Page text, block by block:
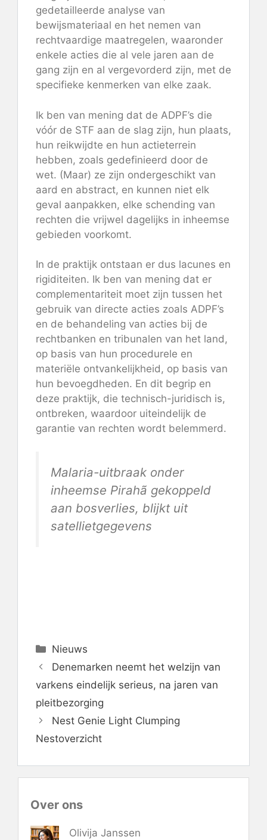
gedetailleerde analyse van
bewijsmateriaal en het nemen van
rechtvaardige maatregelen, waaronder
enkele acties die al vele jaren aan de
gang zijn en al vergevorderd zijn, met de
specifieke kenmerken van elke zaak.
Ik ben van mening dat de ADPF’s die
vóór de STF aan de slag zijn, hun plaats,
hun reikwijdte en hun actieterrein
hebben, zoals gedefinieerd door de
wet. (Maar) ze zijn ondergeschikt van
aard en abstract, en kunnen niet elk
geval aanpakken, elke schending van
rechten die vrijwel dagelijks in inheemse
gebieden voorkomt.
In de praktijk ontstaan ​​er dus lacunes en
rigiditeiten. Ik ben van mening dat er
complementariteit moet zijn tussen het
gebruik van directe acties zoals ADPF’s
en de behandeling van acties bij de
rechtbanken en tribunalen van het land,
op basis van hun procedurele en
materiële ontvankelijkheid, op basis van
hun bevoegdheden. En dit begrip en
deze praktijk, die technisch-juridisch is,
ontbreken, waardoor uiteindelijk de
garantie van rechten wordt belemmerd.
Malaria-uitbraak onder
inheemse Pirahã gekoppeld
aan bosverlies, blijkt uit
satellietgegevens
Categorieën
Nieuws
Denemarken neemt het welzijn van
varkens eindelijk serieus, na jaren van
pleitbezorging
Nest Genie Light Clumping
Nestoverzicht
Over ons
Olivija Janssen